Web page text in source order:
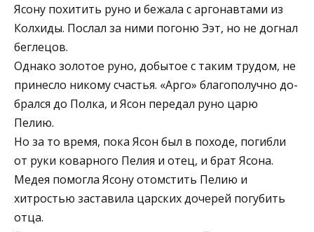
Ясону похитить руно и бежала с аргонавтами из
Колхиды. Послал за ними погоню Ээт, но не до­гнал
беглецов.
Однако золотое руно, добытое с таким трудом, не
принесло никому счастья. «Арго» благополучно до­
брался до Полка, и Ясон передал руно царю
Пелию.
Но за то время, пока Ясон был в походе, погибли
от руки коварного Пелия и отец, и брат Ясона.
Медея помогла Ясону отомстить Пелию и
хитростью заста­вила царских дочерей погубить
отца.